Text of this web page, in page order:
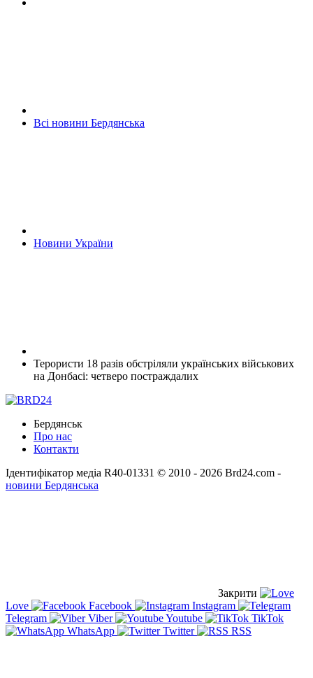
Всі новини Бердянська
Новини України
Терористи 18 разів обстріляли українських військових
на Донбасі: четверо постраждалих
Бердянськ
Про нас
Контакти
Ідентифікатор медіа R40-01331 © 2010 - 2026 Brd24.com -
новини Бердянська
Закрити
Love
Facebook
Instagram
Telegram
Viber Youtube
TikTok
WhatsApp
Twitter RSS